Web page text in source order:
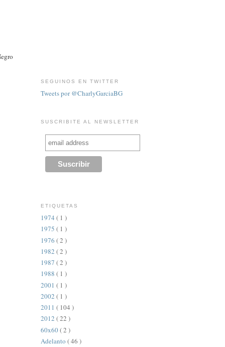
SEGUINOS EN TWITTER
Tweets por @CharlyGarciaBG
SUSCRIBITE AL NEWSLETTER
ETIQUETAS
1974 ( 1 )
1975 ( 1 )
1976 ( 2 )
1982 ( 2 )
1987 ( 2 )
1988 ( 1 )
2001 ( 1 )
2002 ( 1 )
2011 ( 104 )
2012 ( 22 )
60x60( 2 )
Adelanto ( 46 )